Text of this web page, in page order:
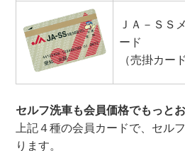
ＪＡ－ＳＳ
ード
（売掛カー
セルフ洗車も会員価格でもっとお
上記４種の会員カードで、セル
ります。